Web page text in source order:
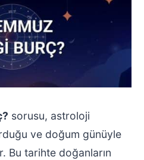
sorusu, astroloji
ve doğum günüyle
Bu tarihte doğanların